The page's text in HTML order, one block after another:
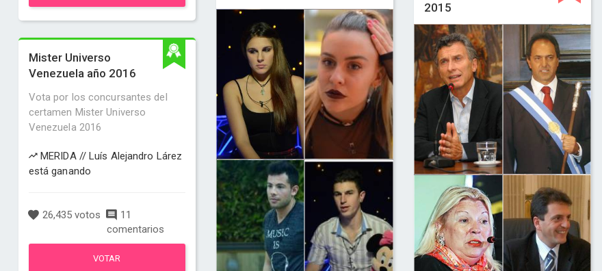
Mister Universo
Venezuela año 2016
Vota por los concursantes del
certamen Mister Universo
Venezuela 2016
MERIDA // Luís Alejandro Lárez
está ganando
26,435 votos
11
comentarios
VOTAR
2015